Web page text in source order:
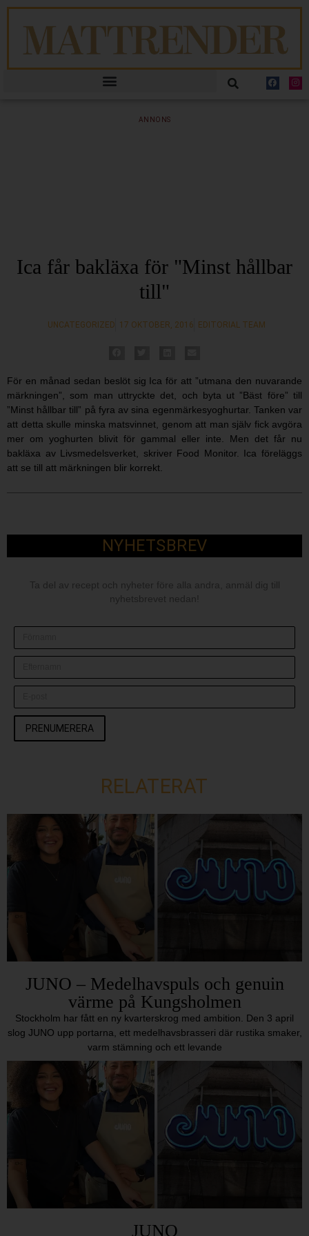
ANNONS
Ica får bakläxa för "Minst hållbar
till"
UNCATEGORIZED 17 OKTOBER, 2016 EDITORIAL TEAM
För en månad sedan beslöt sig Ica för att ”utmana den nuvarande
märkningen”, som man uttryckte det, och byta ut ”Bäst före” till
”Minst hållbar till” på fyra av sina egenmärkesyoghurtar. Tanken var
att detta skulle minska matsvinnet, genom att man själv fick avgöra
mer om yoghurten blivit för gammal eller inte. Men det får nu
bakläxa av Livsmedelsverket, skriver Food Monitor. Ica föreläggs
att se till att märkningen blir korrekt.
NYHETSBREV
Ta del av recept och nyheter före alla andra, anmäl dig till
nyhetsbrevet nedan!
PRENUMERERA
RELATERAT
JUNO – Medelhavspuls och genuin
värme på Kungsholmen
Stockholm har fått en ny kvarterskrog med ambition. Den 3 april
slog JUNO upp portarna, ett medelhavsbrasseri där rustika smaker,
varm stämning och ett levande
JUNO